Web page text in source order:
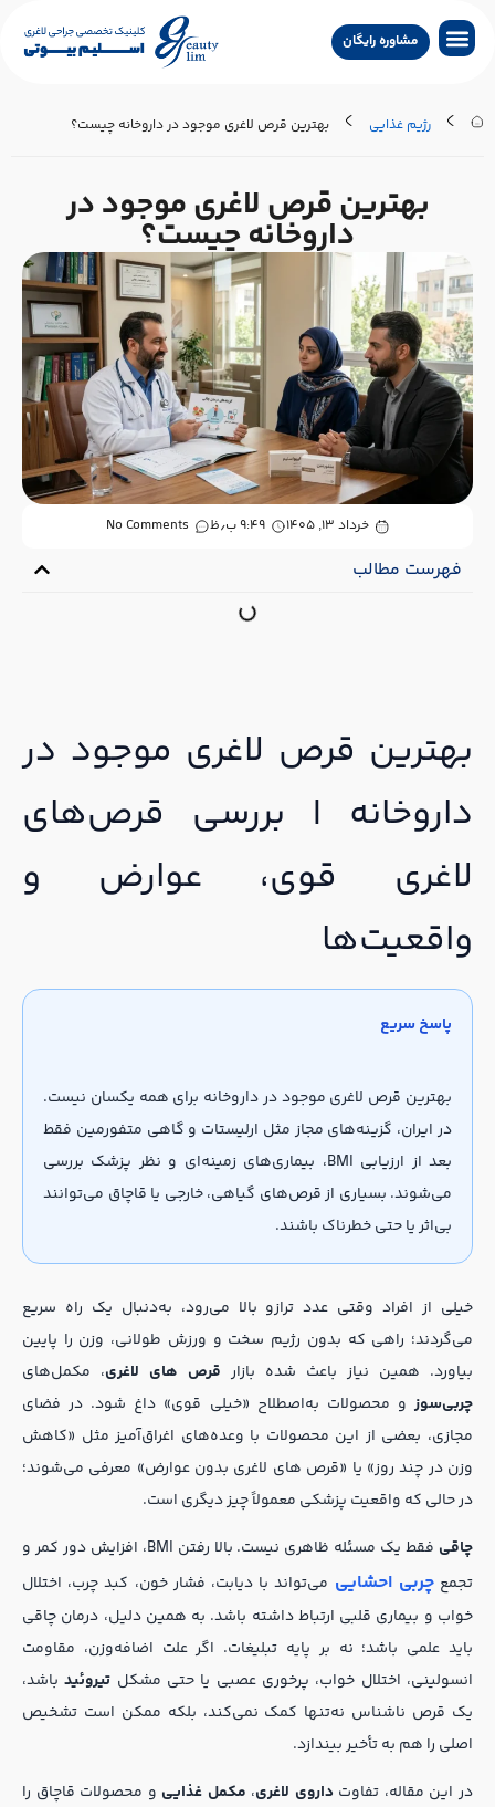
مشاوره رایگان
رژیم غذایی بهترین قرص لاغری موجود در داروخانه چیست؟
بهترین قرص لاغری موجود در
داروخانه چیست؟
خرداد ۱۳, ۱۴۰۵ ۹:۴۹ ب٫ظ No Comments
فهرست مطالب
بهترین قرص لاغری موجود در
داروخانه | بررسی قرص‌های
لاغری قوی، عوارض و
واقعیت‌ها
پاسخ سریع
بهترین قرص لاغری موجود در داروخانه برای همه یکسان نیست.
در ایران، گزینه‌های مجاز مثل ارلیستات و گاهی متفورمین فقط
بعد از ارزیابی BMI، بیماری‌های زمینه‌ای و نظر پزشک بررسی
می‌شوند. بسیاری از قرص‌های گیاهی، خارجی یا قاچاق می‌توانند
بی‌اثر یا حتی خطرناک باشند.
خیلی از افراد وقتی عدد ترازو بالا می‌رود، به‌دنبال یک راه سریع
می‌گردند؛ راهی که بدون رژیم سخت و ورزش طولانی، وزن را پایین
بیاورد. همین نیاز باعث شده بازارقرص های لاغری، مکمل‌های
چربی‌سوزو محصولات به‌اصطلاح «خیلی قوی» داغ شود. در فضای
مجازی، بعضی از این محصولات با وعده‌های اغراق‌آمیز مثل «کاهش
وزن در چند روز» یا «قرص های لاغری بدون عوارض» معرفی می‌شوند؛
در حالی که واقعیت پزشکی معمولاً چیز دیگری است.
چاقی
فقط یک مسئله ظاهری نیست. بالا رفتن BMI، افزایش دور کمر و
تجمعچربی احشاییمی‌تواند با دیابت، فشار خون، کبد چرب، اختلال
خواب و بیماری قلبی ارتباط داشته باشد. به همین دلیل، درمان چاقی
باید علمی باشد؛ نه بر پایه تبلیغات. اگر علت اضافه‌وزن، مقاومت
انسولینی، اختلال خواب، پرخوری عصبی یا حتی مشکلتیروئیدباشد،
یک قرص ناشناس نه‌تنها کمک نمی‌کند، بلکه ممکن است تشخیص
اصلی را هم به تأخیر بیندازد.
در این مقاله، تفاوتداروی لاغری،مکمل غذاییو محصولات قاچاق را